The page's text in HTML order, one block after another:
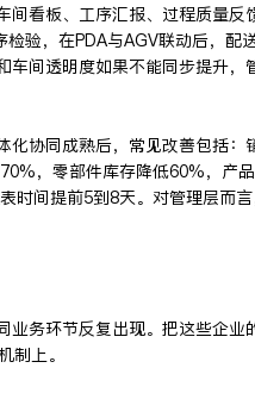
看板、工序汇报、过程质量反
验，在PDA与AGV联动后，配
间透明度如果不能同步提升，
协同成熟后，常见改善包括：
，零部件库存降低60%，产
时间提前5到8天。对管理层而
务环节反复出现。把这些企业
制上。